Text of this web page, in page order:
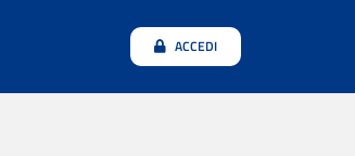
ACCEDI